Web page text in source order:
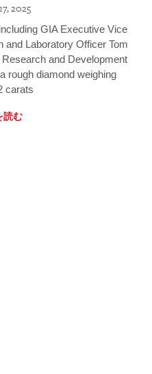
2025
GIA Executive Vice
and Laboratory Officer Tom
and Development
rough diamond weighing
carats
読む